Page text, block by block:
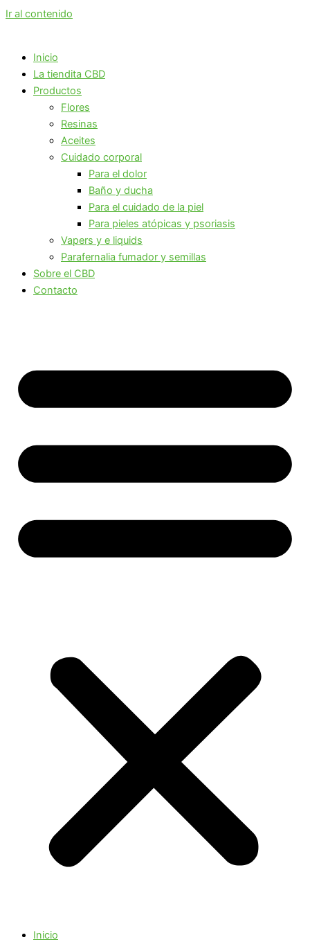
Ir al contenido
Inicio
La tiendita CBD
Productos
Flores
Resinas
Aceites
Cuidado corporal
Para el dolor
Baño y ducha
Para el cuidado de la piel
Para pieles atópicas y psoriasis
Vapers y e liquids
Parafernalia fumador y semillas
Sobre el CBD
Contacto
Inicio